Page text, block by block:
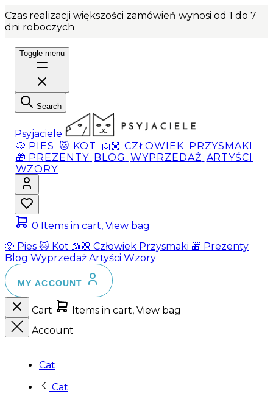
Czas realizacji większości zamówień wynosi od 1 do 7
dni roboczych
Toggle menu
Search
Psyjaciele
🐶 PIES 🐱 KOT 👱🏼 CZŁOWIEK PRZYSMAKI
🎁 PREZENTY BLOG WYPRZEDAŻ ARTYŚCI
WZORY
0 Items in cart, View bag
🐶 Pies 🐱 Kot 👱🏼 Człowiek Przysmaki 🎁 Prezenty
Blog Wyprzedaż Artyści Wzory
MY ACCOUNT
Cart
Items in cart, View bag
Account
Cat
Cat